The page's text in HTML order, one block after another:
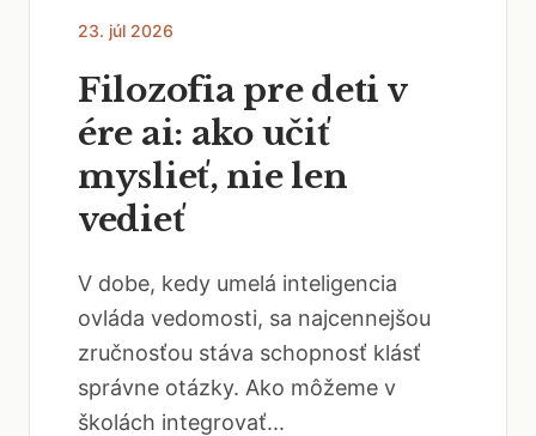
23. júl 2026
Filozofia pre deti v
ére ai: ako učiť
myslieť, nie len
vedieť
V dobe, kedy umelá inteligencia
ovláda vedomosti, sa najcennejšou
zručnosťou stáva schopnosť klásť
správne otázky. Ako môžeme v
školách integrovať...